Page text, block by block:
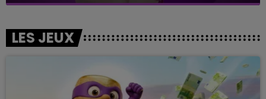
LES JEUX